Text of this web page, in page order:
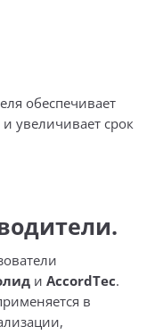
обеспечивает
увеличивает срок
и AccordTec.
в